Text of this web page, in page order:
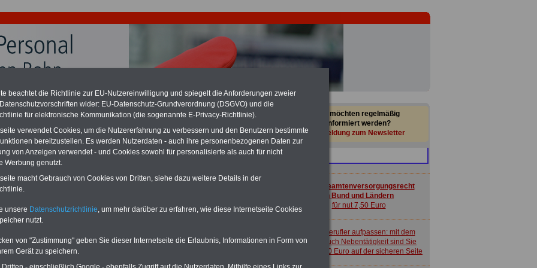
zu gering - hohe Nachzahlung für Bahn- und
hat die Berliner Landesbesoldung für verfassungs-
(Berlin muss bisMärz 2027 eine Neuregelung der Besoldung
Auch beim Bund (Beamte & Ruhestandsbeamte) gibt es teilweise
(Medienberichten zufolge liegt diese füralle (!) Beamte
mind. 3.000 und 13.000 Euro
Broschüre heraus (unmittelbar nach Beschluss eines Gesetzentwurfs
>>>
für Bahnbeamte: Schnüffel-Aktionen auch bei
für Bahnbeamte: Neu aufgelegt: März
PDF-SERVICE für nur 15
Sie möchten regelmäßig
informiert werden?
Anmeldung zum Newsletter
Taschenbuch
für nur 7,50 Euro
in Bund und Ländern
für nut 7,50 Euro
Nebenberufler aufpassen: mit dem
OnlineBuch Nebentätigkeit sind Sie
für nur 7,50 Euro auf der sicheren Seite
TaschenbuchBeihilferecht in
Bund und Ländern
für nur 7,50 Euro
beachtet die Richtlinie zur EU-Nutzereinwilligung und spiegelt die Anforderungen zweier
wider: EU-Datenschutz-Grundverordnung (DSGVO) und die
für elektronische Kommunikation (die sogenannte E-Privacy-Richtlinie).
verwendet Cookies, um die Nutzererfahrung zu verbessern und den Benutzern bestimmte
bereitzustellen. Es werden Nutzerdaten - auch ihre personenbezogenen Daten zur
von Anzeigen verwendet - und Cookies sowohl für personalisierte als auch für nicht
Werbung genutzt.
macht Gebrauch von Cookies von Dritten, siehe dazu weitere Details in der
unsere Datenschutzrichtlinie, um mehr darüber zu erfahren, wie diese Internetseite Cookies
nutzt.
von "Zustimmung" geben Sie dieser Internetseite die Erlaubnis, Informationen in Form von
Gerät zu speichern.